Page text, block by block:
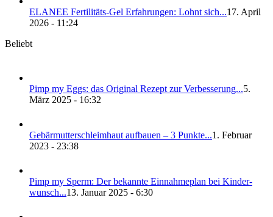
ELANEE Fer­ti­li­täts-Gel Erfah­run­gen: Lohnt sich...17. April
2026 - 11:24
Beliebt
Pimp my Eggs: das Ori­gi­nal Rezept zur Ver­bes­se­rung...5.
März 2025 - 16:32
Gebär­mut­ter­schleim­haut auf­bau­en – 3 Punk­te...1. Februar
2023 - 23:38
Pimp my Sperm: Der bekann­te Ein­nah­me­plan bei Kin­der­
wunsch...13. Januar 2025 - 6:30